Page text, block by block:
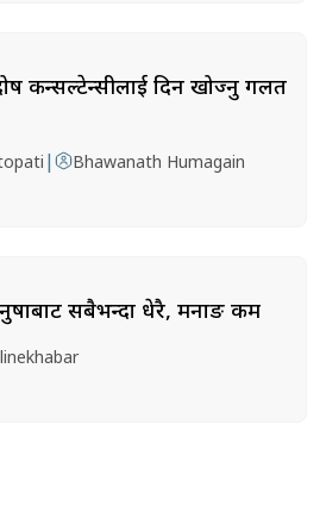
दोष कन्सल्टेन्सीलाई दिन खोज्नु गलत
| Bhawanath Humagain
सबैभन्दा धेरै, मनाङ कम